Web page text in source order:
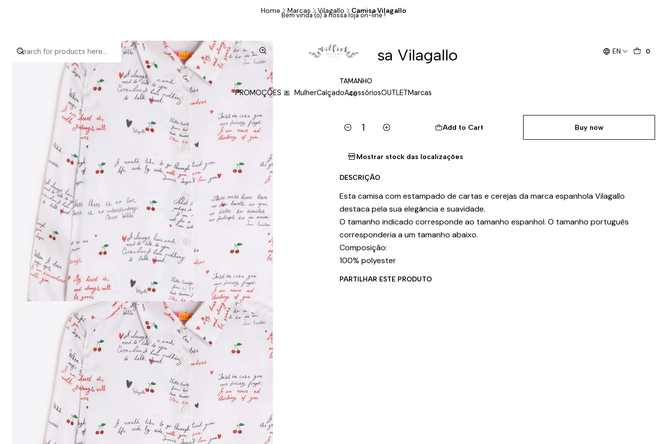
EN 0
PROMOÇÕES 🎀 MulherCalçadoAcessóriosOUTLETMarcas
Bem vinda (o) à nossa loja on-line !
Home Marcas Vilagallo Camisa Vilagallo
Camisa Vilagallo
TAMANHO
46
Quantity
Add to Cart Buy now
Mostrar stock das localizações
DESCRIÇÃO
Esta camisa com estampado de cartas e cerejas da marca espanhola Vilagallo
destaca pela sua elegância e suavidade.
O tamanho indicado corresponde ao tamanho espanhol. O tamanho português
corresponderia a um tamanho abaixo.
Composição:
100% polyester
PARTILHAR ESTE PRODUTO